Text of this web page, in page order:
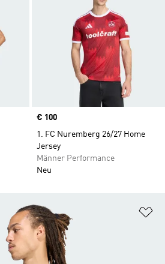
Price
€ 100
1. FC Nuremberg 26/27 Home
Jersey
Männer Performance
Neu